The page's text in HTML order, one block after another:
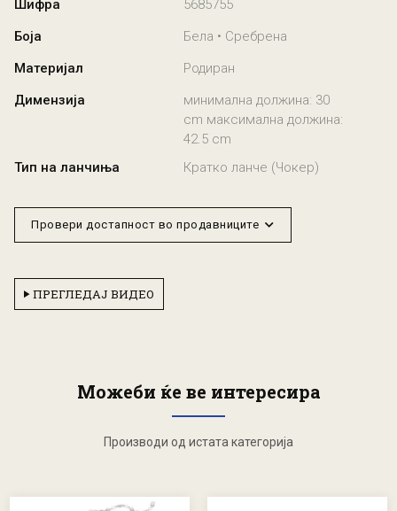
Шифра
5685755
Боја
Бела • Сребрена
Материјал
Родиран
Димензија
минимална должина: 30
cm максимална должина:
42.5 cm
Тип на ланчиња
Кратко ланче (Чокер)
Провери достапност во продавниците
ПРЕГЛЕДАЈ ВИДЕО
Можеби ќе ве интересира
Производи од истата категорија